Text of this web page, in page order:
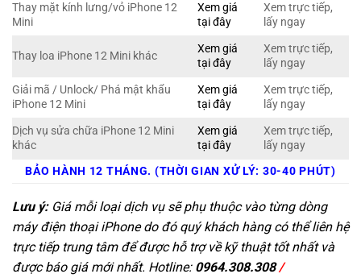
Thay mặt kính lưng/vỏ iPhone 12
Mini
Xem giá
tại đây
Xem trực tiếp,
lấy ngay
Thay loa iPhone 12 Mini khác
Xem giá
tại đây
Xem trực tiếp,
lấy ngay
Giải mã / Unlock/ Phá mật khẩu
iPhone 12 Mini
Xem giá
tại đây
Xem trực tiếp,
lấy ngay
Dịch vụ sửa chữa iPhone 12 Mini
khác
Xem giá
tại đây
Xem trực tiếp,
lấy ngay
BẢO HÀNH 12 THÁNG. (THỜI GIAN XỬ LÝ: 30-40 PHÚT)
Lưu ý:Giá mỗi loại dịch vụ sẽ phụ thuộc vào từng dòng
máy điện thoại iPhone do đó quý khách hàng có thể liên hệ
trực tiếp trung tâm để được hỗ trợ về kỹ thuật tốt nhất và
được báo giá mới nhất. Hotline: 0964.308.308/